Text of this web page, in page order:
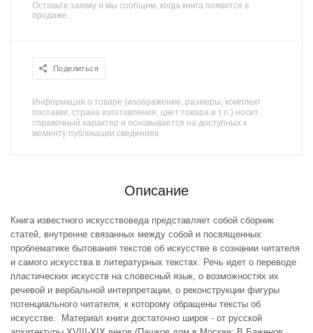
Оставьте заявку и мы сообщим, когда книга появится в
продаже.
Поделиться
Информация о товаре (изображение, размеры, комплект
поставки, страна изготовления, цвет товара и т.п.) носит
справочный характер и основывается на доступных к
моменту публикации сведениях.
Описание
Книга известного искусствоведа представляет собой сборник
статей, внутренне связанных между собой и посвященных
проблематике бытования текстов об искусстве в сознании читателя
и самого искусства в литературных текстах. Речь идет о переводе
пластических искусств на словесный язык, о возможностях их
речевой и вербальной интерпретации, о реконструкции фигуры
потенциального читателя, к которому обращены тексты об
искусстве. Материал книги достаточно широк - от русской